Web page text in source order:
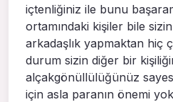
içtenliğiniz ile bunu
ortamındaki kişiler bile
arkadaşlık yapmaktan hiç
durum sizin diğer bir
alçakgönüllülüğünüz
için asla paranın önemi